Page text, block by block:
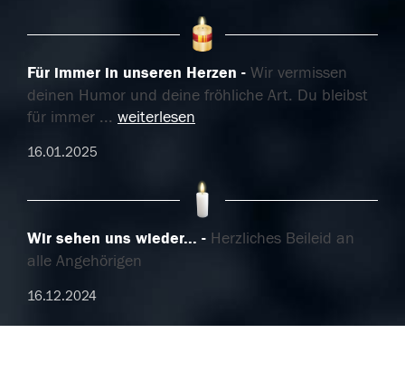
Für immer in unseren Herzen
Wir vermissen
deinen Humor und deine fröhliche Art. Du bleibst
für immer ... weiterlesen
16.01.2025
Wir sehen uns wieder...
Herzliches Beileid an
alle Angehörigen
16.12.2024